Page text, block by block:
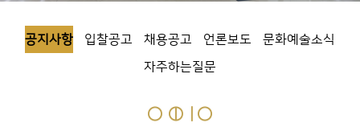
공지사항 입찰공고 채용공고 언론보도
문화예술소식
자주하는질문